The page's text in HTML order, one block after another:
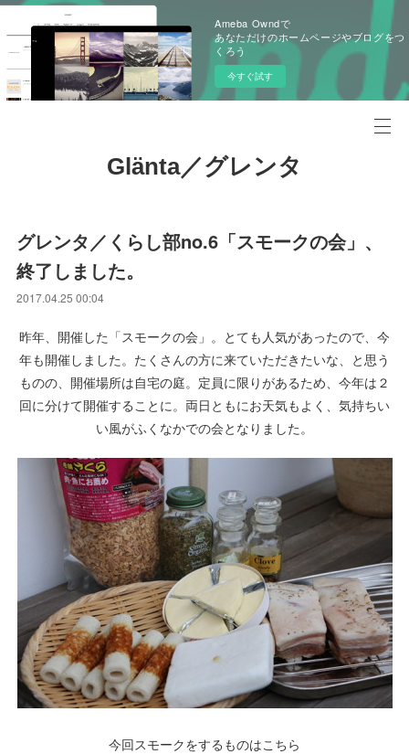
Ameba Owndで
あなただけのホームページやブログをつ
くろう
今すぐ試す
Glänta／グレンタ
グレンタ／くらし部no.6「スモークの会」、
終了しました。
2017.04.25 00:04
昨年、開催した「スモークの会」。とても人気があったので、今
年も開催しました。たくさんの方に来ていただきたいな、と思う
ものの、開催場所は自宅の庭。定員に限りがあるため、今年は２
回に分けて開催することに。両日ともにお天気もよく、気持ちい
い風がふくなかでの会となりました。
今回スモークをするものはこちら